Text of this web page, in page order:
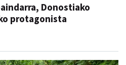
Donostiako
protagonista